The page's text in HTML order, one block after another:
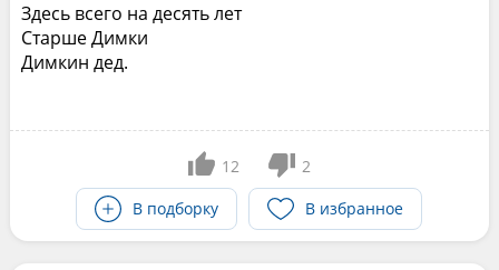
Здесь всего на десять лет
Старше Димки
Димкин дед.
12
2
В подборку
В избранное